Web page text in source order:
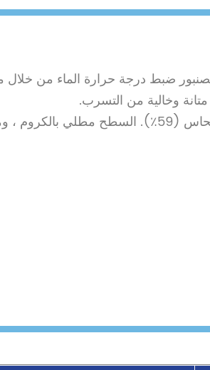
ضبط درجة حرارة الماء من
وخالية من التسرب.
للغاية